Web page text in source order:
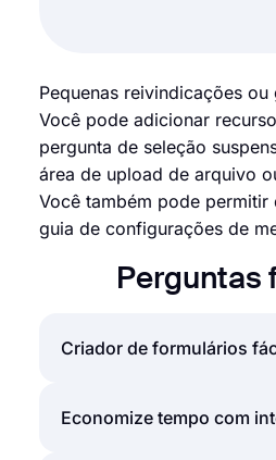
Pequenas reivindicações
Você pode adicionar
pergunta de seleção
área de upload de arquivo
Você também pode
guia de configurações de
Perguntas
Criador de formulários
Criar formulários e
Economize tempo com